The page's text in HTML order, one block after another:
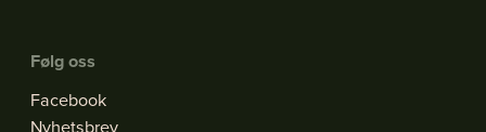
Følg oss
Facebook
Nyhetsbrev